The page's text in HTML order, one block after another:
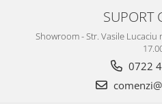
SUPORT
Showroom - Str. Vasile Lucaciu
0722